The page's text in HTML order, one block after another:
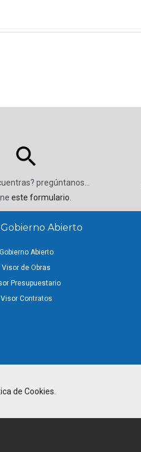
pregúntanos…
este formulario.
Abierto
Gobierno Abierto
Visor de Obras
Presupuestario
Visor Contratos
de Cookies